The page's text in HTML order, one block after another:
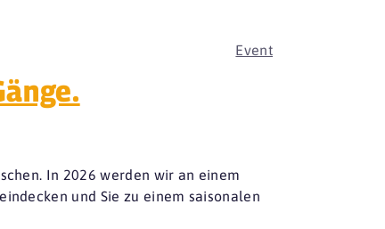
Event
In 2026 werden wir an einem
und Sie zu einem saisonalen